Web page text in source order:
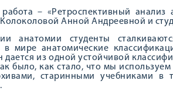
– «Ретроспективный
Колоколовой Анной Андреевной и
анатомии студенты
мире анатомические
дается из одной устойчивой
было, как стало, что мы
старинными учебниками в